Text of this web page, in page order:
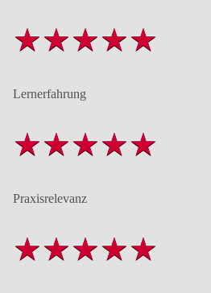
Lernerfahrung
Praxisrelevanz